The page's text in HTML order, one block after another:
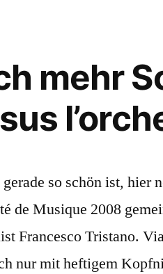
mehr
so schön ist,
de Musique 2008
Francesco Tristano.
nur mit heftigem